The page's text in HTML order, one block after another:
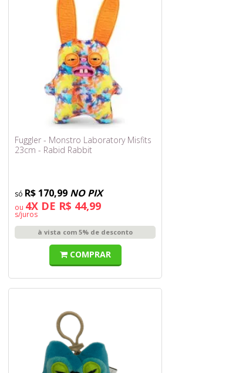
Fuggler - Monstro Laboratory Misfits
23cm - Rabid Rabbit
R$ 170,99 NO PIX
ou 4X DE R$ 44,99
s/juros
à vista com 5% de desconto
COMPRAR